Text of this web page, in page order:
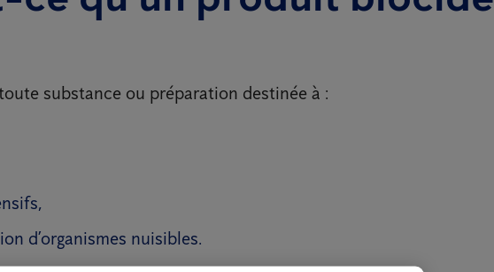
substance ou préparation destinée à :
d’organismes nuisibles.